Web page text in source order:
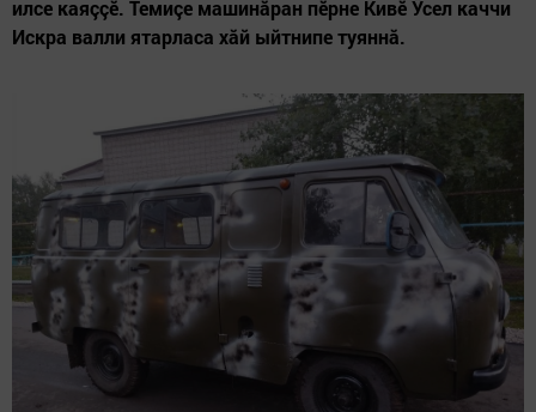
илсе каяççӗ. Темиçе машинăран пӗрне Кивӗ Ӳсел каччи
Искра валли ятарласа хăй ыйтнипе туяннă.